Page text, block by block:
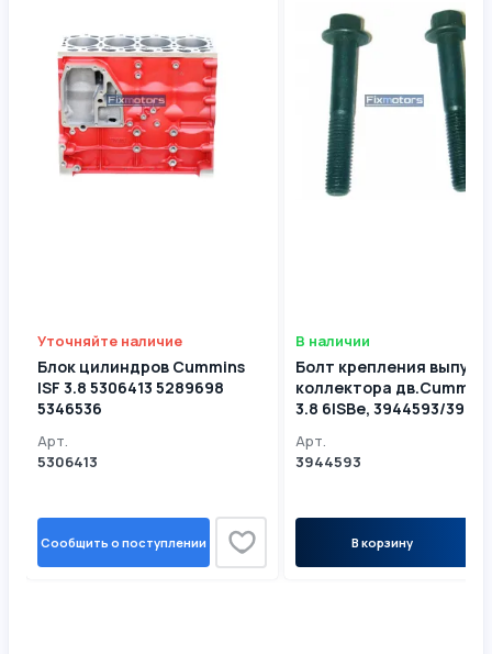
Уточняйте наличие
Блок цилиндров Cummins
ISF 3.8 5306413 5289698
5346536
Арт.
5306413
Сообщить о поступлении
В наличии
Болт крепления
коллектора дв.Cummins
3.8 6ISBe, 3944593/
Арт.
3944593
В корзину